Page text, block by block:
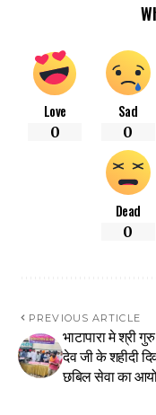
Love
0
Sad
0
Dead
0
PREVIOUS ARTICLE
भाटापारा मे श्री
देव जी के शहीदी
छबिल सेवा का